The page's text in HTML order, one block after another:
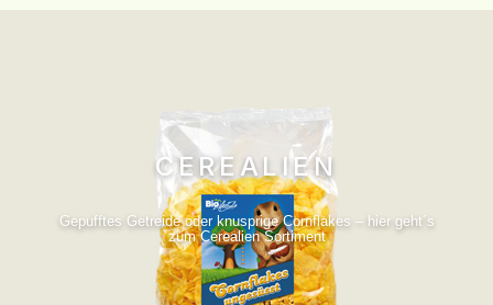
CEREALIEN
Gepufftes Getreide oder knusprige Cornflakes – hier geht´s
zum Cerealien Sortiment